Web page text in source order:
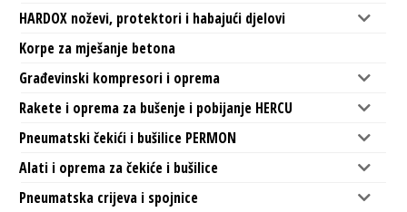
HARDOX noževi, protektori i habajući djelovi
Korpe za mješanje betona
Građevinski kompresori i oprema
Rakete i oprema za bušenje i pobijanje HERCU
Pneumatski čekići i bušilice PERMON
Alati i oprema za čekiće i bušilice
Pneumatska crijeva i spojnice